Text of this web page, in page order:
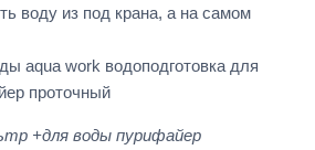
воду из под крана, а на самом
aqua work водоподготовка для
проточный
+для воды пурифайер